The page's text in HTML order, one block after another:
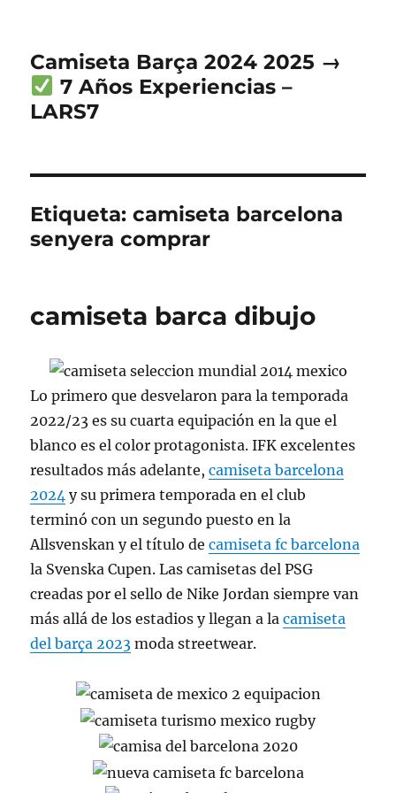
Camiseta Barça 2024 2025 →
7 Años Experiencias –
LARS7
Etiqueta:camiseta barcelona
senyera comprar
camiseta barca dibujo
Lo primero que desvelaron para la temporada
2022/23 es su cuarta equipación en la que el
blanco es el color protagonista. IFK excelentes
resultados más adelante,camiseta barcelona
2024 y su primera temporada en el club
terminó con un segundo puesto en la
Allsvenskan y el título decamiseta fc barcelona
la Svenska Cupen. Las camisetas del PSG
creadas por el sello de Nike Jordan siempre van
más allá de los estadios y llegan a lacamiseta
del barça 2023 moda streetwear.